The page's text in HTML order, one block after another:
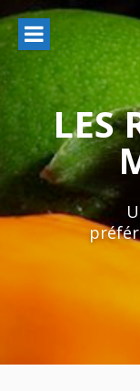
Aller
au
contenu
LES